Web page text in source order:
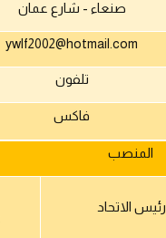
صنعاء - شارع عمان
ywlf2002@hotmail.com
تلفون
فاكس
المنصب
رئيس الاتحاد